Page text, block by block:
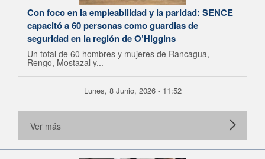
Con foco en la empleabilidad y la paridad: SENCE
capacitó a 60 personas como guardias de
seguridad en la región de O’Higgins
Un total de 60 hombres y mujeres de Rancagua,
Rengo, Mostazal y...
Lunes, 8 Junio, 2026 - 11:52
Ver más